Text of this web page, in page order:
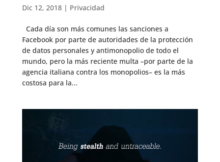
Dic 12, 2018| Privacidad
Cada día son más comunes las sanciones a
Facebook por parte de autoridades de la protección
de datos personales y antimonopolio de todo el
mundo, pero la más reciente multa –por parte de la
agencia italiana contra los monopolios– es la más
costosa para la...